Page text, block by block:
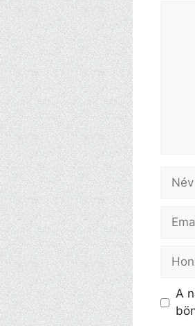
Név
Email
A